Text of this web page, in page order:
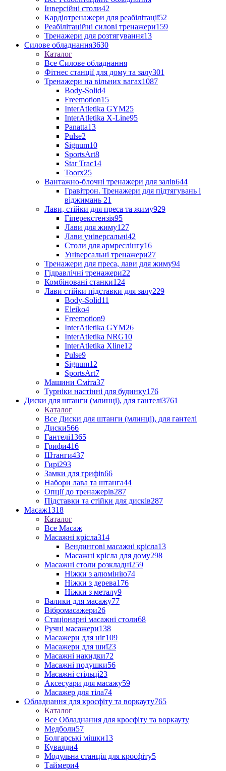
Інверсійні столи42
Кардіотренажери для реабілітації52
Реабілітаційні силові тренажери159
Тренажери для розтягування13
Силове обладнання3630
Каталог
Все Силове обладнання
Фітнес станції для дому та залу301
Тренажери на вільних вагах1087
Body-Solid4
Freemotion15
InterAtletika GYM25
InterAtletika X-Line95
Panatta13
Pulse2
Signum10
SportsArt8
Star Trac14
Toorx25
Вантажно-блочні тренажери для залів644
Гравітрон. Тренажери для підтягувань і
віджимань 21
Лави, стійки для преса та жиму929
Гіперекстензія95
Лави для жиму127
Лави універсальні42
Столи для армреслінгу16
Універсальні тренажери27
Тренажери для преса, лави для жиму94
Гідравлічні тренажери22
Комбіновані станки124
Лави стійки підставки для залу229
Body-Solid11
Eleiko4
Freemotion9
InterAtletika GYM26
InterAtletika NRG10
InterAtletika Xline12
Pulse9
Signum12
SportsArt7
Машини Сміта37
Турніки настінні для будинку176
Диски для штанги (млинці), для гантелі3761
Каталог
Все Диски для штанги (млинці), для гантелі
Диски566
Гантелі1365
Грифи416
Штанги437
Гирі293
Замки для грифів66
Набори лава та штанга44
Опції до тренажерів287
Підставки та стійки для дисків287
Масаж1318
Каталог
Все Масаж
Масажні крісла314
Вендингові масажні крісла13
Масажні крісла для дому298
Масажні столи розкладні259
Ніжки з алюмінію74
Ніжки з дерева176
Ніжки з металу9
Валики для масажу77
Вібромасажери26
Стаціонарні масажні столи68
Ручні масажери138
Масажери для ніг109
Масажери для шиї23
Масажні накидки72
Масажні подушки56
Масажні стільці23
Аксесуари для масажу59
Масажер для тіла74
Обладнання для кросфіту та воркауту765
Каталог
Все Обладнання для кросфіту та воркауту
Медболи57
Болгарські мішки13
Кувалди4
Модульна станція для кросфіту5
Таймери4